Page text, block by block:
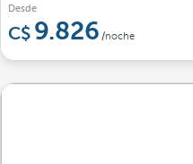
Desde
9.826 /noche